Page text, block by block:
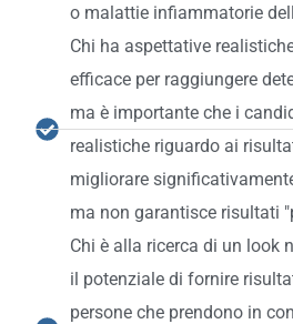
o malattie infiammatorie
Chi ha aspettative
efficace per raggiungere
ma è importante che i
realistiche riguardo ai
migliorare
ma non garantisce risultati
Chi è alla ricerca di un look
il potenziale di fornire
persone che prendono in